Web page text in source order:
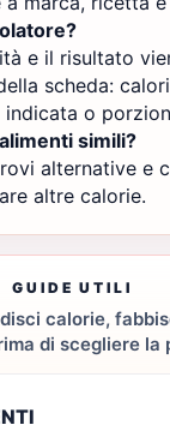
e il risultato
scheda:
o
simili?
alternative e
altre calorie.
GUIDE UTILI
calorie,
di scegliere la